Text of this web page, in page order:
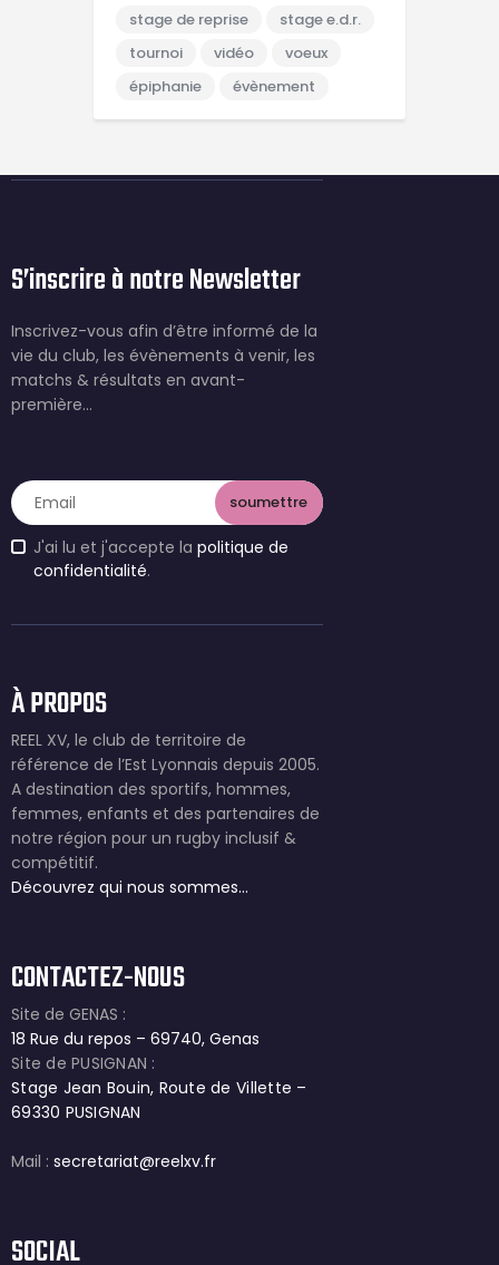
stage de reprise
stage e.d.r.
tournoi
vidéo
voeux
épiphanie
évènement
S’inscrire à notre Newsletter
Inscrivez-vous afin d’être informé de la
vie du club, les évènements à venir, les
matchs & résultats en avant-
première…
J'ai lu et j'accepte la politique de
confidentialité.
À PROPOS
REEL XV, le club de territoire de
référence de l’Est Lyonnais depuis 2005.
A destination des sportifs, hommes,
femmes, enfants et des partenaires de
notre région pour un rugby inclusif &
compétitif.
Découvrez qui nous sommes…
CONTACTEZ-NOUS
Site de GENAS :
18 Rue du repos – 69740, Genas
Site de PUSIGNAN :
Stage Jean Bouin, Route de Villette –
69330 PUSIGNAN
Mail : secretariat@reelxv.fr
SOCIAL